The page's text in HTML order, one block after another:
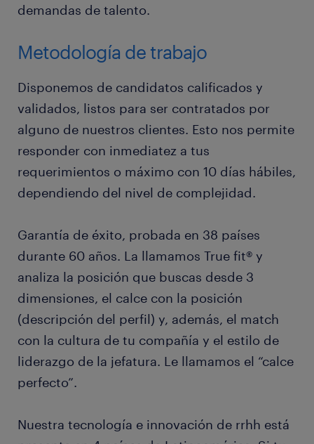
demandas de talento.
Metodología de trabajo
Disponemos de candidatos calificados y
validados, listos para ser contratados por
alguno de nuestros clientes. Esto nos permite
responder con inmediatez a tus
requerimientos o máximo con 10 días hábiles,
dependiendo del nivel de complejidad.
Garantía de éxito, probada en 38 países
durante 60 años. La llamamos True fit® y
analiza la posición que buscas desde 3
dimensiones, el calce con la posición
(descripción del perfil) y, además, el match
con la cultura de tu compañía y el estilo de
liderazgo de la jefatura. Le llamamos el “calce
perfecto”.
Nuestra tecnología e innovación de rrhh está